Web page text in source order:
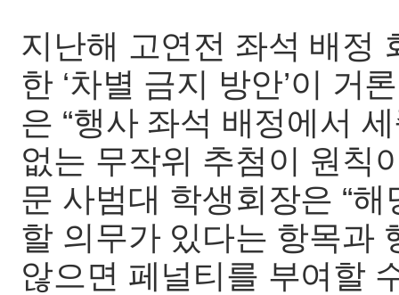
지난해 고연전 좌석 배정
한 ‘차별 금지 방안’이 거
은 “행사 좌석 배정에서
없는 무작위 추첨이 원칙
문 사범대 학생회장은 “
할 의무가 있다는 항목과
않으면 페널티를 부여할